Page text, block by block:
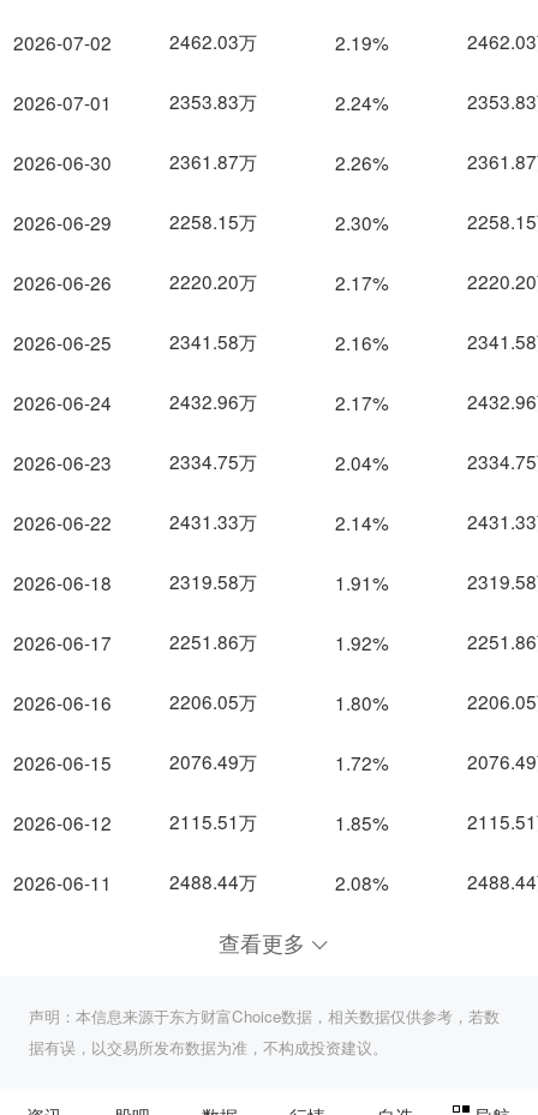
2026-07-02
2026-07-01
2026-06-30
2026-06-29
2026-06-26
2026-06-25
2026-06-24
2026-06-23
2026-06-22
2026-06-18
2026-06-17
2026-06-16
2026-06-15
2026-06-12
2026-06-11
2462.03万 2.19%
2353.83万 2.24%
2361.87万 2.26%
2258.15万 2.30%
2220.20万 2.17%
2341.58万 2.16%
2432.96万 2.17%
2334.75万 2.04%
2431.33万 2.14%
2319.58万 1.91%
2251.86万 1.92%
2206.05万 1.80%
2076.49万 1.72%
2115.51万 1.85%
2488.44万 2.08%
查看更多
声明：本信息来源于东方财富Choice数据，相关数据仅供参考，若数
据有误，以交易所发布数据为准，不构成投资建议。